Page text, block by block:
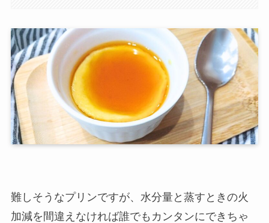
難しそうなプリンですが、水分量と蒸すときの火
加減を間違えなければ誰でもカンタンにできちゃ